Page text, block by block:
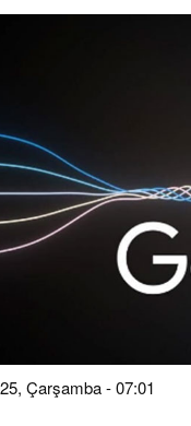
Çarşamba - 07:01